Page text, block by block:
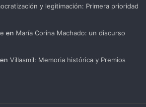
y legitimación: Primera prioridad
en María Corina Machado: un discurso
en Villasmil: Memoria histórica y Premios